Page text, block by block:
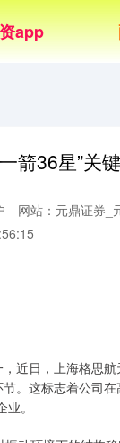
app
箭36星”关
网站：元鼎证券_
近日，上海格思
。这标志着公司
。